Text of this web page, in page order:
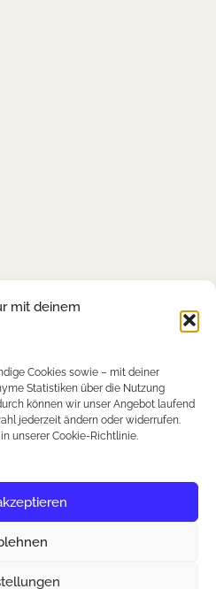
mit deinem
Cookies sowie – mit deiner
Statistiken über die Nutzung
können wir unser Angebot laufend
jederzeit ändern oder widerrufen.
unserer Cookie-Richtlinie.